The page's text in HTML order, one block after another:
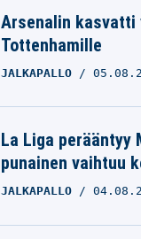
Arsenalin
Tottenhamille
JALKAPALLO
La Liga perääntyy
punainen vaihtuu
JALKAPALLO